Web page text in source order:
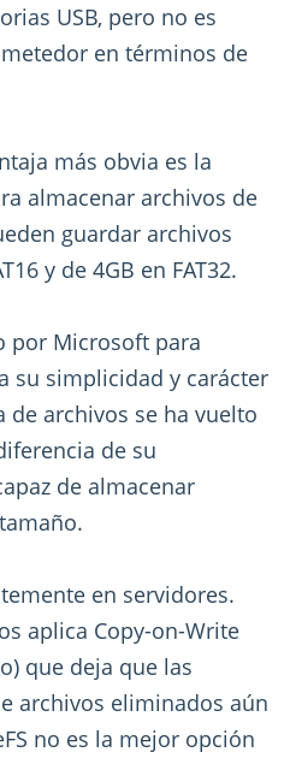
USB, pero no es
en términos de
más obvia es la
almacenar archivos de
guardar archivos
y de 4GB en FAT32.
por Microsoft para
su simplicidad y carácter
de archivos se ha vuelto
de su
de almacenar
en servidores.
aplica Copy-on-Write
que deja que las
archivos eliminados aún
no es la mejor opción